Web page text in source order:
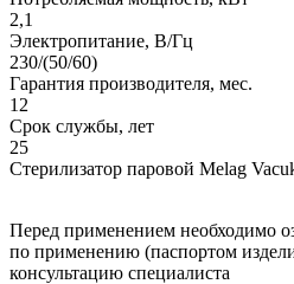
2,1
Электропитание, В/Гц
230/(50/60)
Гарантия производителя, мес.
12
Срок службы, лет
25
Стерилизатор паровой Melag
Перед применением необходимо
по применению (паспортом
консультацию специалиста